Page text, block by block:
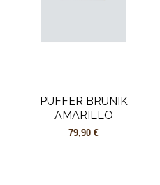
PUFFER BRUNIK
AMARILLO
79,90 €